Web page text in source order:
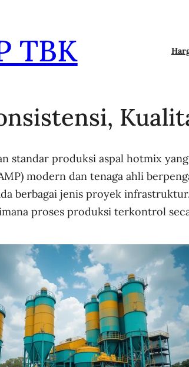
TBK
standar produksi aspal hotmix
modern dan tenaga ahli
berbagai jenis proyek
proses produksi terkontrol